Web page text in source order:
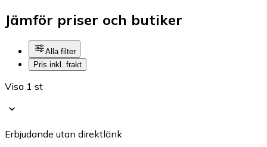
Jämför priser och butiker
Alla filter
Pris inkl. frakt
Visa 1 st
Erbjudande utan direktlänk